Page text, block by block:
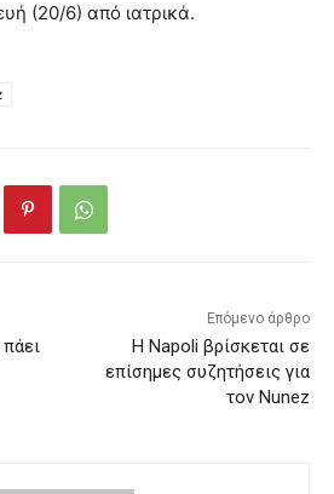
(20/6) από ιατρικά.
Επόμενο άρθρο
Η Napoli βρίσκεται σε
επίσημες συζητήσεις για
τον Nunez